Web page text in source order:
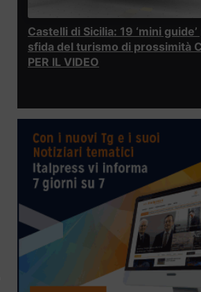
Castelli di Sicilia: 19 ‘mini
sfida del turismo di prossimità
PER IL VIDEO